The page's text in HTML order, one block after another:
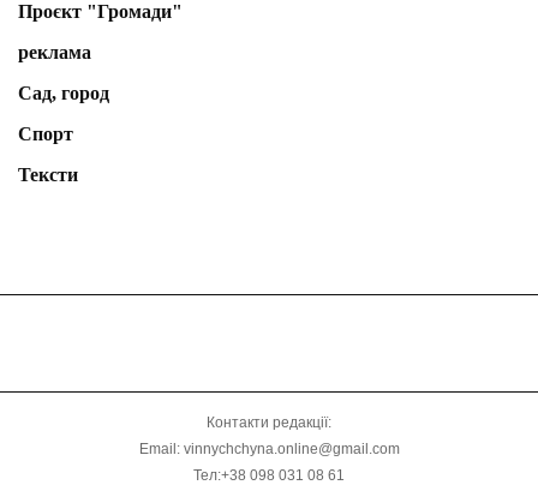
Проєкт "Громади"
реклама
Сад, город
Спорт
Тексти
Контакти редакції:
Email: vinnychchyna.online@gmail.com
Тел:+38 098 031 08 61